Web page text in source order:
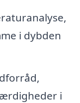
i dybden
i